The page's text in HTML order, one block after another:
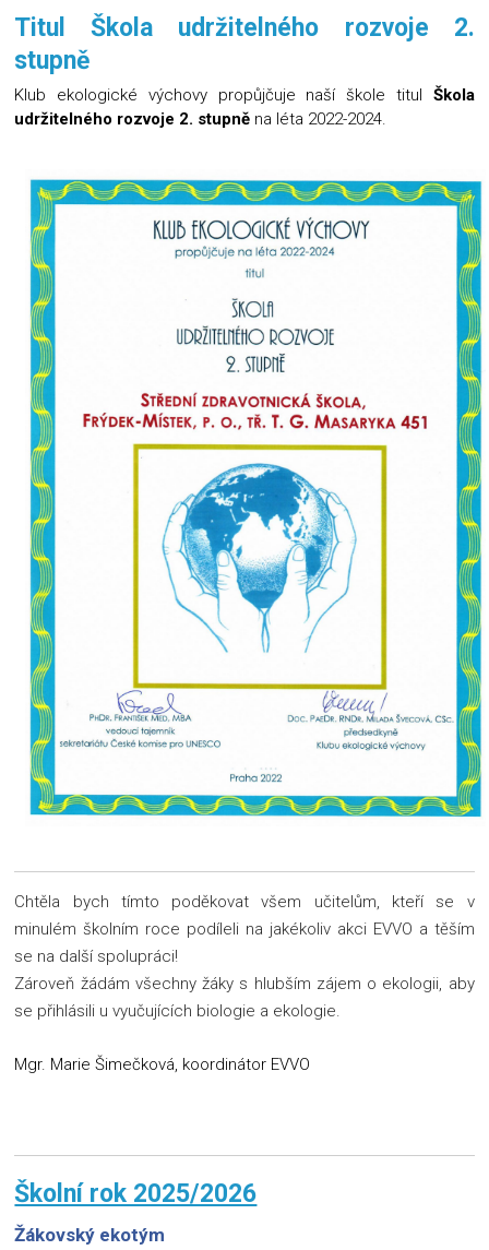
Titul Škola udržitelného rozvoje 2.
stupně
Klub ekologické výchovy propůjčuje naší škole titul Škola
udržitelného rozvoje 2. stupně na léta 2022-2024.
Chtěla bych tímto poděkovat všem učitelům, kteří se v
minulém školním roce podíleli na jakékoliv akci EVVO a těším
se na další spolupráci!
Zároveň žádám všechny žáky s hlubším zájem o ekologii, aby
se přihlásili u vyučujících biologie a ekologie.
Mgr. Marie Šimečková, koordinátor EVVO
Školní rok 2025/2026
Žákovský ekotým